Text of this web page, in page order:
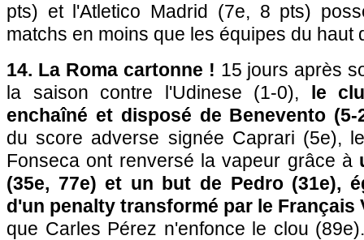
pts) et l'Atletico Madrid (7e, 8 pts)
matchs en moins que les équipes du haut
14. La Roma cartonne ! 15 jours après
la saison contre l'Udinese (1-0), le
enchaîné et disposé de Benevento (5-
du score adverse signée Caprari (5e),
Fonseca ont renversé la vapeur grâce à
(35e, 77e) et un but de Pedro (31e),
d'un penalty transformé par le Français
que Carles Pérez n'enfonce le clou